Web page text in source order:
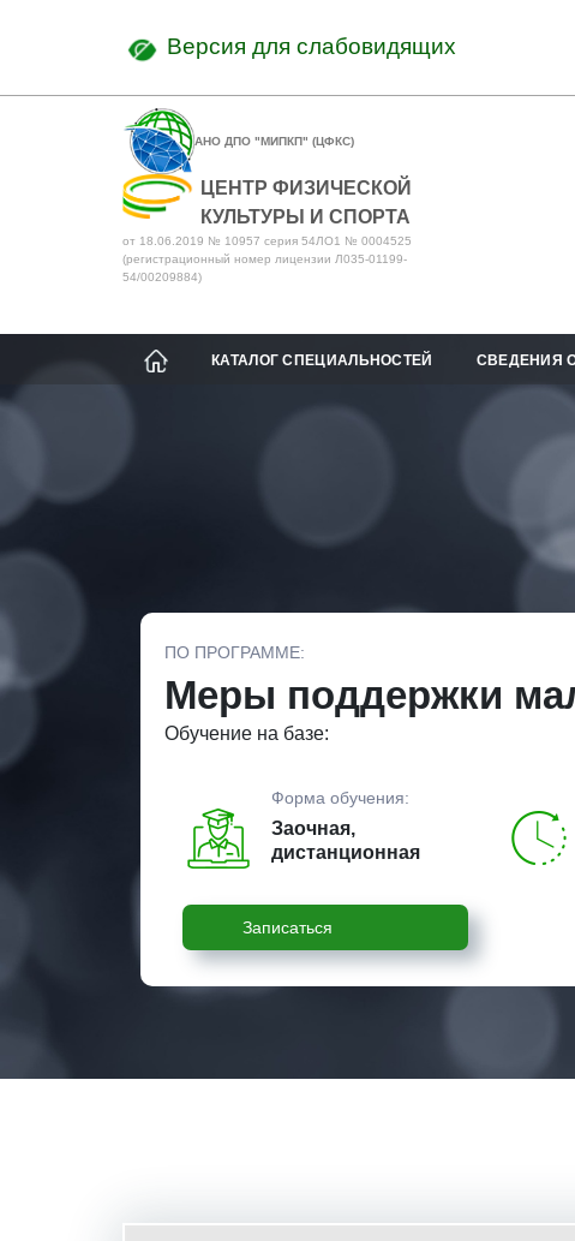
Версия для слабовидящих
АНО ДПО "МИПКП" (ЦФКС)
ЦЕНТР ФИЗИЧЕСКОЙ
КУЛЬТУРЫ И СПОРТА
от 18.06.2019 № 10957 серия 54ЛО1 № 0004525
(регистрационный номер лицензии Л035-01199-
54/00209884)
КАТАЛОГ СПЕЦИАЛЬНОСТЕЙ СВЕДЕНИЯ
ПО ПРОГРАММЕ:
Меры поддержки
Обучение на базе:
Форма обучения:
Заочная,
дистанционная
Записаться